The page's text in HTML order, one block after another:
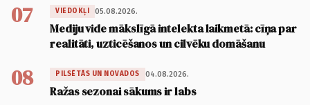
07 VIEDOKĻI 05.08.2026.
Mediju vide mākslīgā intelekta laikmetā: cīņa par
realitāti, uzticēšanos un cilvēku domāšanu
08 PILSĒTĀS UN NOVADOS 04.08.2026.
Ražas sezonai sākums ir labs